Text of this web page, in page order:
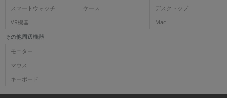
スマートウォッチ
VR機器
ケース デスクトップ
Mac
その他周辺機器
モニター
マウス
キーボード